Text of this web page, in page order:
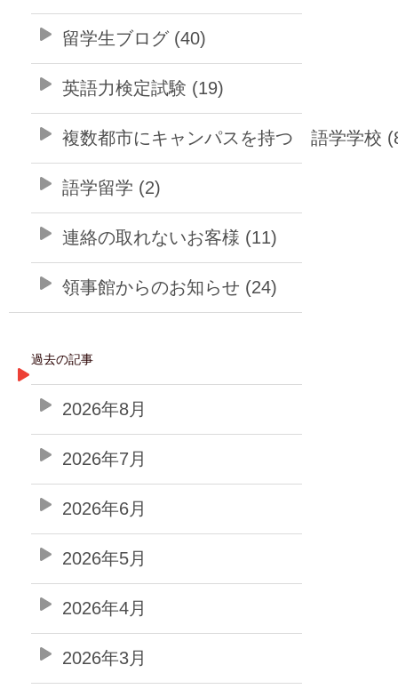
留学生ブログ (40)
英語力検定試験 (19)
複数都市にキャンパスを持つ 語学学校
語学留学 (2)
連絡の取れないお客様 (11)
領事館からのお知らせ (24)
過去の記事
2026年8月
2026年7月
2026年6月
2026年5月
2026年4月
2026年3月